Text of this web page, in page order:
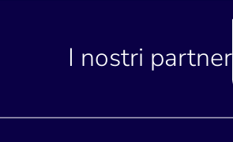
I nostri partner